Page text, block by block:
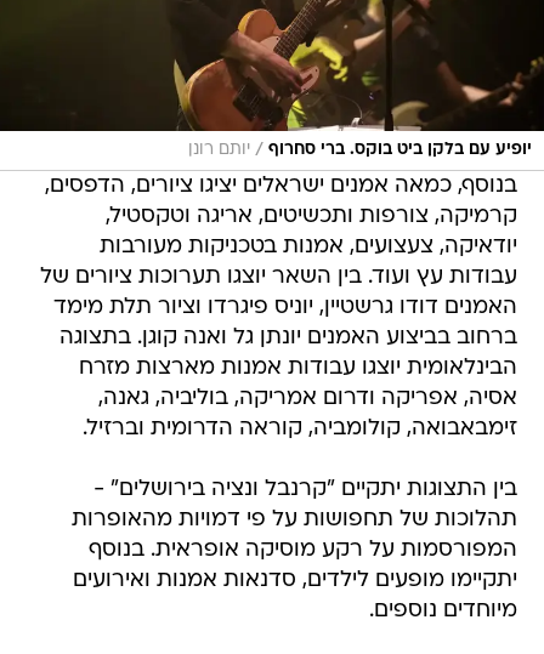
יופיע עם בלקן ביט בוקס. ברי סחרוף / יותם רונן
בנוסף, כמאה אמנים ישראלים יציגו ציורים, הדפסים,
קרמיקה, צורפות ותכשיטים, אריגה וטקסטיל,
יודאיקה, צעצועים, אמנות בטכניקות מעורבות
עבודות עץ ועוד. בין השאר יוצגו תערוכות ציורים של
האמנים דודו גרשטיין, יוניס פיגרדו וציור תלת מימד
ברחוב בביצוע האמנים יונתן גל ואנה קוגן. בתצוגה
הבינלאומית יוצגו עבודות אמנות מארצות מזרח
אסיה, אפריקה ודרום אמריקה, בוליביה, גאנה,
זימבאבואה, קולומביה, קוראה הדרומית וברזיל.
בין התצוגות יתקיים "קרנבל ונציה בירושלים" -
תהלוכות של תחפושות על פי דמויות מהאופרות
המפורסמות על רקע מוסיקה אופראית. בנוסף
יתקיימו מופעים לילדים, סדנאות אמנות ואירועים
מיוחדים נוספים.